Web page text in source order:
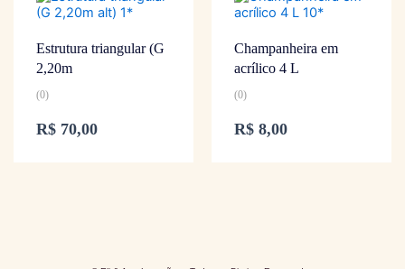
Estrutura triangular (G
2,20m
(0)
R$ 70,00
Champanheira em
acrílico 4 L
(0)
R$ 8,00